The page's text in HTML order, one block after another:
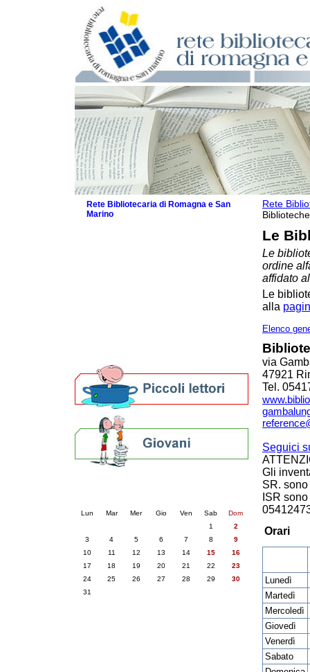
Rete
Biblioteche
Le
Le
ordine
affidato
Le
alla
Elenco
via
47921
Tel.
Seguici
Gli
SR.
ISR
Orari
Lunedì
Martedì
Mercoledì
Giovedì
Venerdì
Sabato
Rete Bibliotecaria di Romagna e San
Marino
Lun Mar Mer Gio Ven Sab
Dom
1
2
3
4 5 6 7 8
9
10
11 12 13 14 15
16
17
18 19 20 21 22
23
24
25 26 27 28 29
30
31